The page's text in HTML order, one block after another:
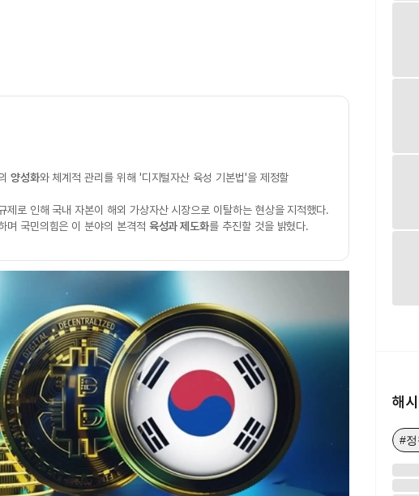
양성화와 체계적 관리를 위해 '디지털자산 육성 기본법'을 제정할
제로 인해 국내 자본이 해외 가상자산 시장으로 이탈하는 현상을 지적했다.
며 국민의힘은 이 분야의 본격적 육성과 제도화를 추진할 것을 밝혔다.
해
#정